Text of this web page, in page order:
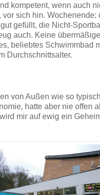
kompetent, wenn auch
vor sich hin. Wochenende:
gefüllt, die Nicht-
auch. Keine
beliebtes Schwimmbad
Durchschnittsalter.
von Außen wie so
hatte aber nie offen
mir auf ewig ein